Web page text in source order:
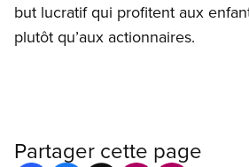
but lucratif qui profitent aux
plutôt qu’aux actionnaires.
Partager cette page